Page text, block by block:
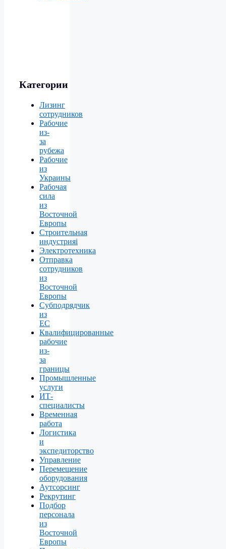
Категории
Лизинг
сотрудников
Рабочие
из-
за
рубежа
Рабочие
из
Украины
Рабочая
сила
из
Восточной
Европы
Строительная
индустрияі
Электротехника
Отправка
сотрудников
из
Восточной
Европы
Субподрядчик
из
ЕС
Квалифицированные
рабочие
из-
за
границы
Промышленные
услуги
ИТ-
специалисты
Временная
работа
Логистика
и
экспедиторство
Управление
Перемещение
оборудования
Аутсорсинг
Рекрутинг
Подбор
персонала
из
Восточной
Европы